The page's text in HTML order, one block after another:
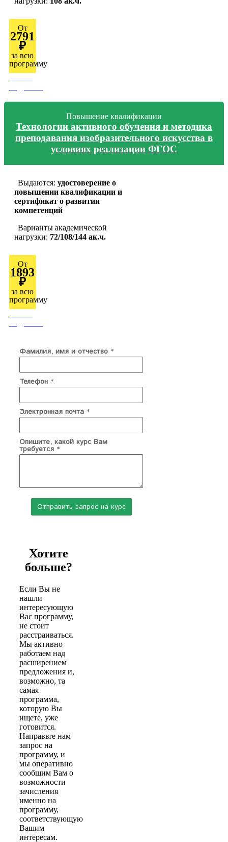
От
2791
₽
за всю
программу
Повышение квалификации
Технологии активного обучения и методика
преподавания изобразительного искусства в
условиях реализации ФГОС
Выдаются: удостоверение о
повышении квалификации и
сертификат о развитии
компетенций
Варианты академической
нагрузки: 72/108/144 ак.ч.
От
1893
₽
за всю
программу
Фамилия, имя и отчество *
Телефон *
Электронная почта *
Опишите, какой курс Вам
требуется *
Хотите
больше?
Если Вы не
нашли
интересующую
Вас программу,
не стоит
расстраиваться.
Мы активно
работаем над
расширением
предложения и,
возможно, та
самая
программа,
которую Вы
ищете, уже
готовится.
Направьте нам
запрос на
программу, и
мы оперативно
сообщим Вам о
возможности
зачисления
именно на
программу,
соответствующую
Вашим
интересам.